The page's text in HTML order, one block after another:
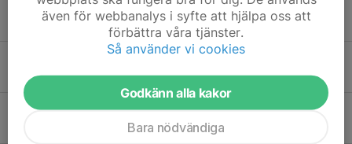
GIS - Malmbäcks IF 4-2 (3-2)
5 jul, 10:04
Matchdag - Toyota Cup
30 jun, 14:41
Vejby IF - Gislaveds IS 3-2 (1-2)
även för webbanalys i syfte att hjälpa oss att
förbättra våra tjänster.
Så använder vi cookies
Godkänn alla kakor
Bara nödvändiga